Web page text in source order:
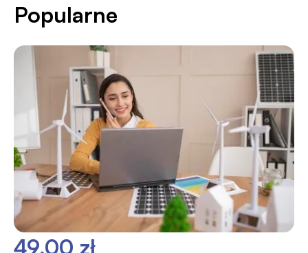
Popularne
49,00 zł